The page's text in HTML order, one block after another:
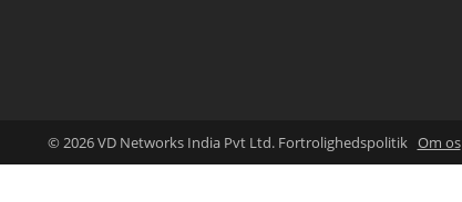
© 2026 VD Networks India Pvt Ltd. Fortrolighedspolitik Om os